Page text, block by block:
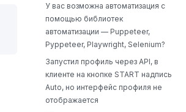
У вас возможна автоматизация с
помощью библиотек
автоматизации — Puppeteer,
Pyppeteer, Playwright, Selenium?
Запустил профиль через API, в
клиенте на кнопке START надпись
Auto, но интерфейс профиля не
отображается